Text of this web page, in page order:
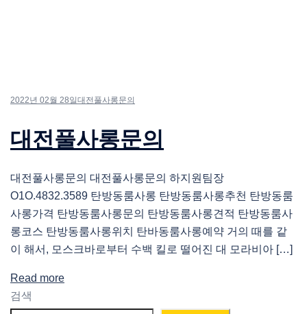
2022년 02월 28일 대전풀사롱문의
대전풀사롱문의
대전풀사롱문의 대전풀사롱문의 하지원팀장
O1O.4832.3589 탄방동룸사롱 탄방동룸사롱추천 탄방동룸
사롱가격 탄방동룸사롱문의 탄방동룸사롱견적 탄방동룸사
롱코스 탄방동룸사롱위치 탄바동룸사롱예약 거의 때를 같
이 해서, 모스크바로부터 수백 킬로 떨어진 대 모라비아 […]
Read more
검색